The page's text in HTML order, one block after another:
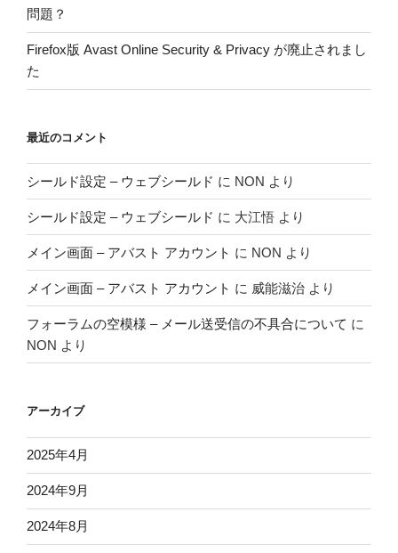
問題？
Firefox版 Avast Online Security & Privacy が廃止されまし
た
最近のコメント
シールド設定 – ウェブシールド に NON より
シールド設定 – ウェブシールド に 大江悟 より
メイン画面 – アバスト アカウント に NON より
メイン画面 – アバスト アカウント に 威能滋治 より
フォーラムの空模様 – メール送受信の不具合について に
NON より
アーカイブ
2025年4月
2024年9月
2024年8月